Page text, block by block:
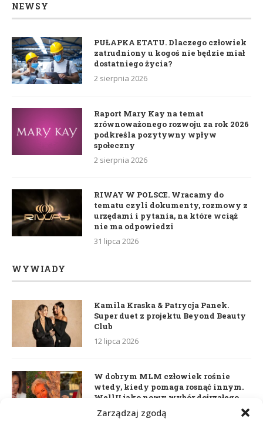
Zarządzaj zgodą
NEWSY
PUŁAPKA ETATU. Dlaczego człowiek
zatrudniony u kogoś nie będzie miał
dostatniego życia?
2 sierpnia 2026
Raport Mary Kay na temat
zrównoważonego rozwoju za rok 2026
podkreśla pozytywny wpływ
społeczny
2 sierpnia 2026
RIWAY W POLSCE. Wracamy do
tematu czyli dokumenty, rozmowy z
urzędami i pytania, na które wciąż
nie ma odpowiedzi
31 lipca 2026
WYWIADY
Kamila Kraska & Patrycja Panek.
Super duet z projektu Beyond Beauty
Club
12 lipca 2026
W dobrym MLM człowiek rośnie
wtedy, kiedy pomaga rosnąć innym.
WellU jako nowy wybór dojrzałego
lidera